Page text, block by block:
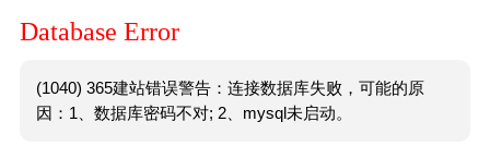
Database Error
(1040) 365建站错误警告：连接数据库失败，可能的原
因：1、数据库密码不对; 2、mysql未启动。